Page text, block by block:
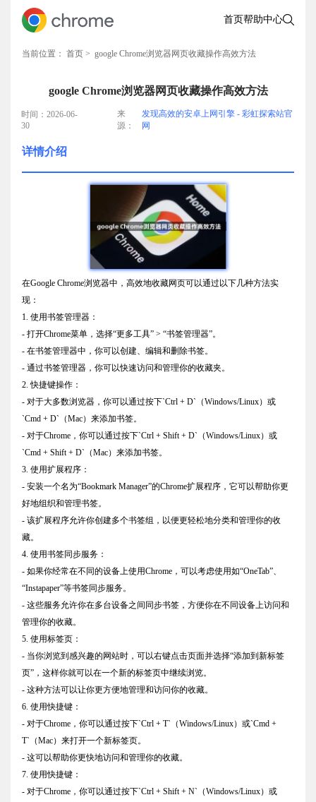
首页帮助中心
当前位置： 首页 > google Chrome浏览器网页收藏操作高效方法
google Chrome浏览器网页收藏操作高效方法
时间：2026-06-
30
来
源：
发现高效的安卓上网引擎 - 彩虹探索站官
网
详情介绍
在Google Chrome浏览器中，高效地收藏网页可以通过以下几种方法实
现：
1. 使用书签管理器：
- 打开Chrome菜单，选择“更多工具” > “书签管理器”。
- 在书签管理器中，你可以创建、编辑和删除书签。
- 通过书签管理器，你可以快速访问和管理你的收藏夹。
2. 快捷键操作：
- 对于大多数浏览器，你可以通过按下`Ctrl + D`（Windows/Linux）或
`Cmd + D`（Mac）来添加书签。
- 对于Chrome，你可以通过按下`Ctrl + Shift + D`（Windows/Linux）或
`Cmd + Shift + D`（Mac）来添加书签。
3. 使用扩展程序：
- 安装一个名为“Bookmark Manager”的Chrome扩展程序，它可以帮助你更
好地组织和管理书签。
- 该扩展程序允许你创建多个书签组，以便更轻松地分类和管理你的收
藏。
4. 使用书签同步服务：
- 如果你经常在不同的设备上使用Chrome，可以考虑使用如“OneTab”、
“Instapaper”等书签同步服务。
- 这些服务允许你在多台设备之间同步书签，方便你在不同设备上访问和
管理你的收藏。
5. 使用标签页：
- 当你浏览到感兴趣的网站时，可以右键点击页面并选择“添加到新标签
页”，这样你就可以在一个新的标签页中继续浏览。
- 这种方法可以让你更方便地管理和访问你的收藏。
6. 使用快捷键：
- 对于Chrome，你可以通过按下`Ctrl + T`（Windows/Linux）或`Cmd +
T`（Mac）来打开一个新标签页。
- 这可以帮助你更快地访问和管理你的收藏。
7. 使用快捷键：
- 对于Chrome，你可以通过按下`Ctrl + Shift + N`（Windows/Linux）或